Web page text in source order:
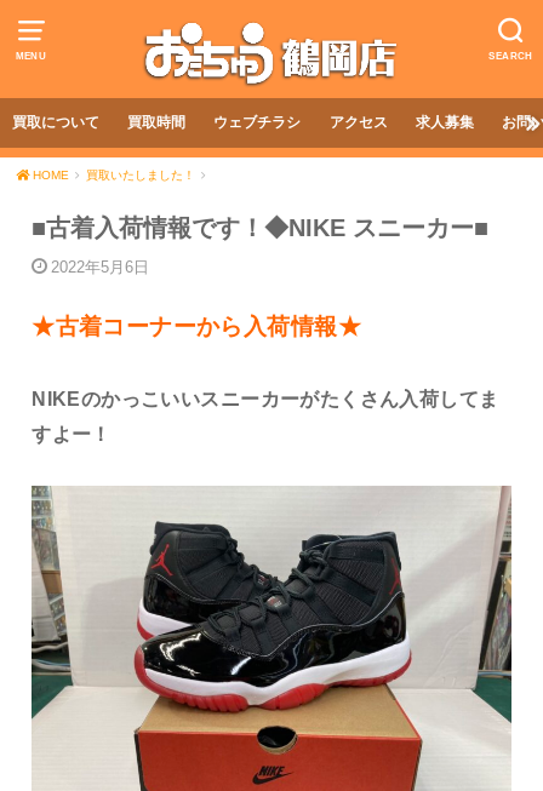
MENU SEARCH
買取について 買取時間 ウェブチラシ アクセス 求人募集 お問
HOME 買取いたしました！
■古着入荷情報です！◆NIKE スニーカー■
2022年5月6日
★古着コーナーから入荷情報★
NIKEのかっこいいスニーカーがたくさん入荷してま
すよー！